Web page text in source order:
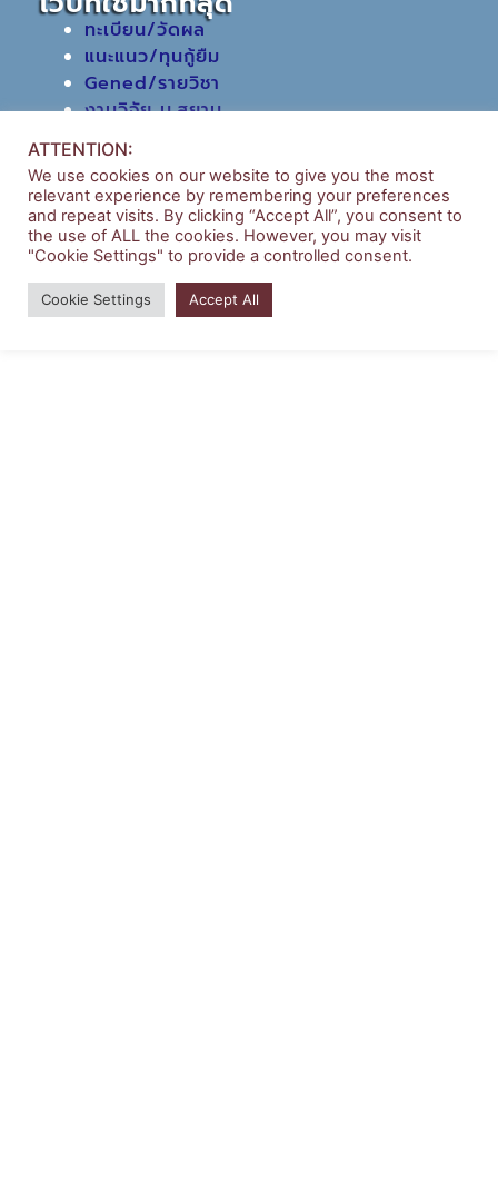
ทะเบียน/วัดผล
แนะแนว/ทุนกู้ยืม
Gened/รายวิชา
งานวิจัย ม.สยาม
หอสมุดกลาง
Copyright © 2026 | บริหารธุรกิจ มหาวิทยาลัยสยาม
Powered bySiam University
ATTENTION:
We use cookies on our website to give you the most
relevant experience by remembering your preferences
and repeat visits. By clicking “Accept All”, you consent to
the use of ALL the cookies. However, you may visit
"Cookie Settings" to provide a controlled consent.
Cookie Settings Accept All